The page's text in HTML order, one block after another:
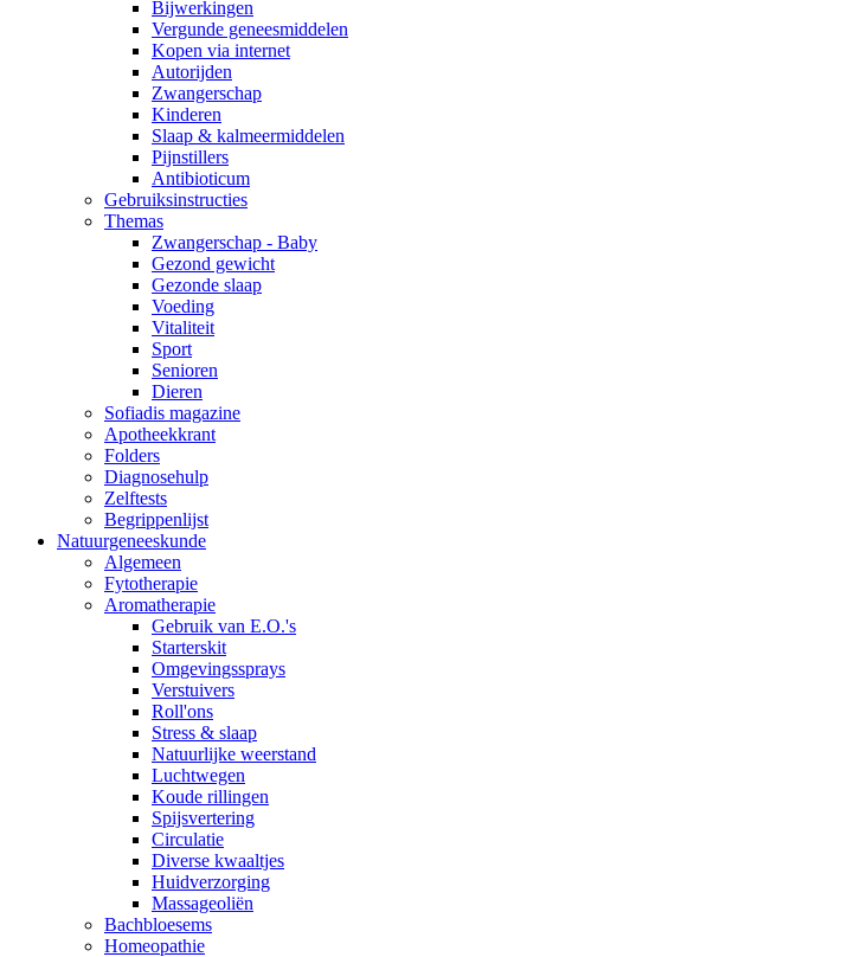
Bijwerkingen
Vergunde geneesmiddelen
Kopen via internet
Autorijden
Zwangerschap
Kinderen
Slaap & kalmeermiddelen
Pijnstillers
Antibioticum
Gebruiksinstructies
Themas
Zwangerschap - Baby
Gezond gewicht
Gezonde slaap
Voeding
Vitaliteit
Sport
Senioren
Dieren
Sofiadis magazine
Apotheekkrant
Folders
Diagnosehulp
Zelftests
Begrippenlijst
Natuurgeneeskunde
Algemeen
Fytotherapie
Aromatherapie
Gebruik van E.O.'s
Starterskit
Omgevingssprays
Verstuivers
Roll'ons
Stress & slaap
Natuurlijke weerstand
Luchtwegen
Koude rillingen
Spijsvertering
Circulatie
Diverse kwaaltjes
Huidverzorging
Massageoliën
Bachbloesems
Homeopathie